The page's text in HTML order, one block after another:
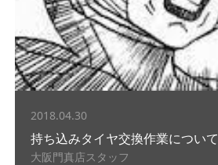
2018.04.30
持ち込みタイヤ交換作業について
大阪門真店スタッフ